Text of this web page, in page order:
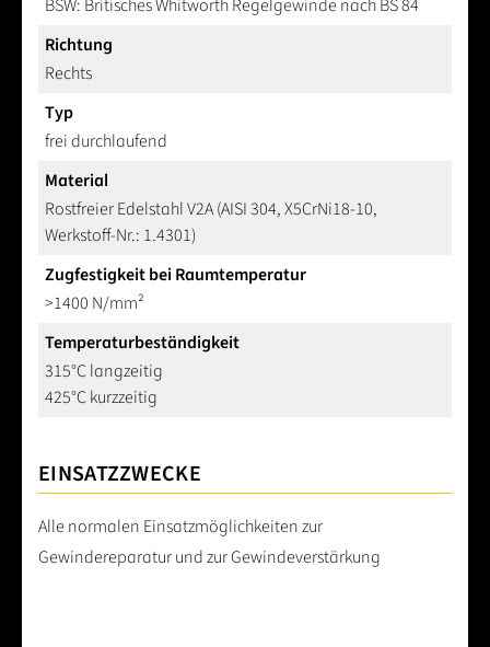
BSW: Britisches Whitworth Regelgewinde nach BS 84
Richtung
Rechts
Typ
frei durchlaufend
Material
Rostfreier Edelstahl V2A (AISI 304, X5CrNi18-10,
Werkstoff-Nr.: 1.4301)
Zugfestigkeit bei Raumtemperatur
>1400 N/mm²
Temperaturbeständigkeit
315°C langzeitig
425°C kurzzeitig
EINSATZZWECKE
Alle normalen Einsatzmöglichkeiten zur
Gewindereparatur und zur Gewindeverstärkung